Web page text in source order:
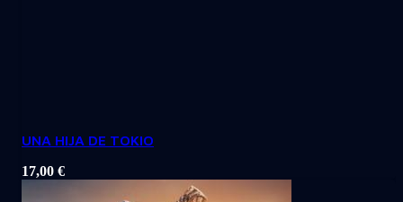
UNA HIJA DE TOKIO
17,00 €